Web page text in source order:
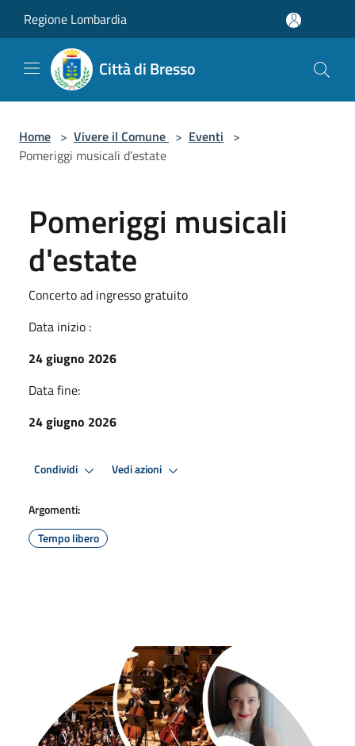
Regione Lombardia
Città di Bresso
Home > Vivere il Comune > Eventi >
Pomeriggi musicali d'estate
Pomeriggi musicali
d'estate
Concerto ad ingresso gratuito
Data inizio :
24 giugno 2026
Data fine:
24 giugno 2026
Condividi Vedi azioni
Argomenti:
Tempo libero